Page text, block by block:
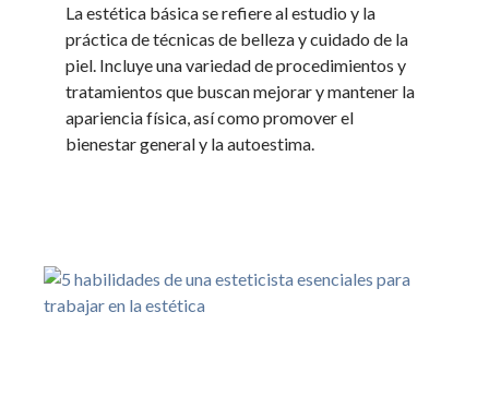
La estética básica se refiere al estudio y la
práctica de técnicas de belleza y cuidado de la
piel. Incluye una variedad de procedimientos y
tratamientos que buscan mejorar y mantener la
apariencia física, así como promover el
bienestar general y la autoestima.